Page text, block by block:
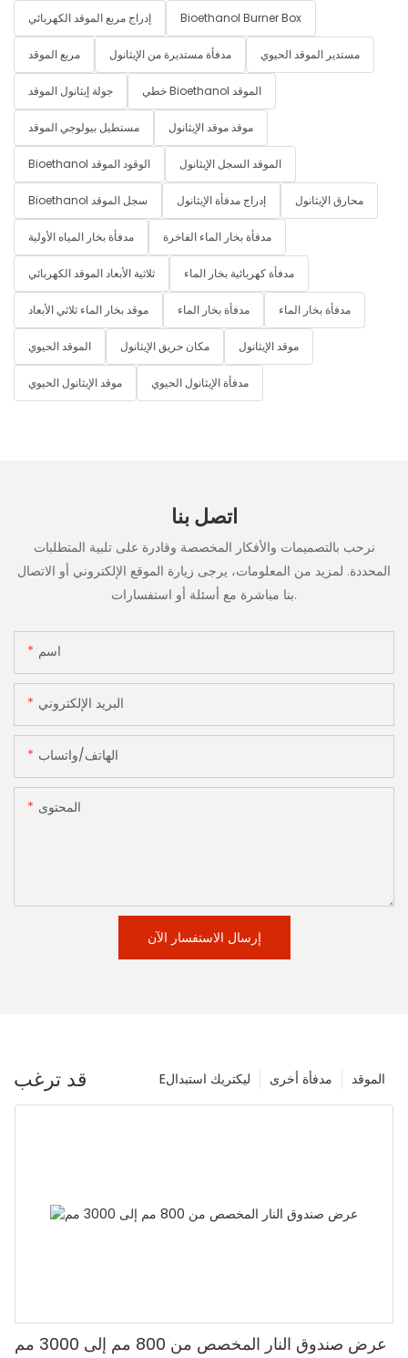
إدراج مربع الموقد الكهربائي Bioethanol Burner Box
مربع الموقد مدفأة مستديرة من الإيثانول مستدير الموقد الحيوي
جولة إيثانول الموقد خطي Bioethanol الموقد
مستطيل بيولوجي الموقد موقد موقد الإيثانول
Bioethanol الوقود الموقد الموقد السجل الإيثانول
Bioethanol سجل الموقد إدراج مدفأة الإيثانول محارق الإيثانول
مدفأة بخار المياه الأولية مدفأة بخار الماء الفاخرة
ثلاثية الأبعاد الموقد الكهربائي مدفأة كهربائية بخار الماء
موقد بخار الماء ثلاثي الأبعاد مدفأة بخار الماء مدفأة بخار الماء
الموقد الحيوي مكان حريق الإيثانول موقد الإيثانول
موقد الإيثانول الحيوي مدفأة الإيثانول الحيوي
اتصل بنا
نرحب بالتصميمات والأفكار المخصصة وقادرة على تلبية المتطلبات
المحددة. لمزيد من المعلومات، يرجى زيارة الموقع الإلكتروني أو الاتصال
بنا مباشرة مع أسئلة أو استفسارات.
اسم
البريد الإلكتروني
الهاتف/واتساب
المحتوى
إرسال الاستفسار الآن
قد ترغب الموقد مدفأة أخرى Eليكتريك استبدال
عرض صندوق النار المخصص من 800 مم إلى 3000 مم